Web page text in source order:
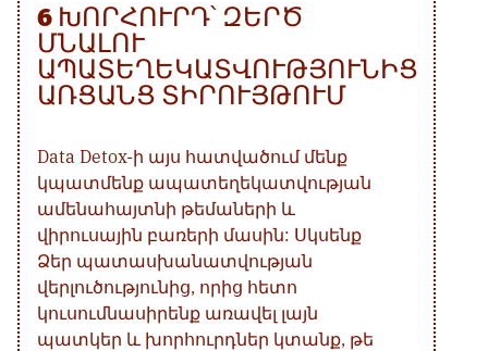
6 ԽՈՐՀՈՒՐԴ՝ ԶԵՐԾ
ՄՆԱԼՈՒ
ԱՊԱՏԵՂԵԿԱՏՎՈՒԹՅՈՒՆԻՑ
ԱՌՑԱՆՑ ՏԻՐՈՒՅԹՈՒՄ
Data Detox-ի այս հատվածում մենք
կպատմենք ապատեղեկատվության
ամենահայտնի թեմաների և
վիրուսային բառերի մասին: Սկսենք
Ձեր պատասխանատվության
վերլուծությունից, որից հետո
կուսումնասիրենք առավել լայն
պատկեր և խորհուրդներ կտանք, թե